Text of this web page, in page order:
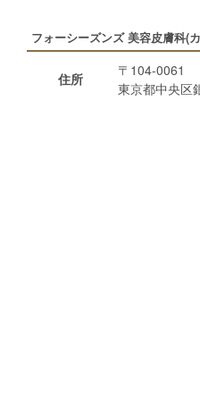
フォーシーズンズ 美容皮膚科(
住所
〒104-0061
東京都中央区